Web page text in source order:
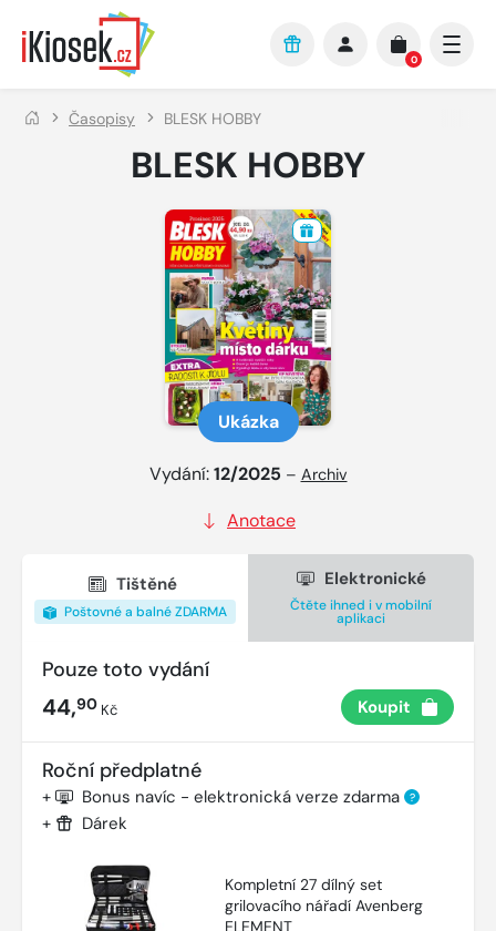
Přejít na hlavní obsah
0
Časopisy BLESK HOBBY
BLESK HOBBY
Ukázka
Vydání:12/2025 – Archiv
Anotace
Tištěné
Poštovné a balné ZDARMA
Elektronické
Čtěte ihned i v mobilní
aplikaci
Pouze toto vydání
44,90 Kč Koupit
Roční předplatné
+ Bonus navíc - elektronická verze zdarma ?
+ Dárek
Kompletní 27 dílný set
grilovacího nářadí Avenberg